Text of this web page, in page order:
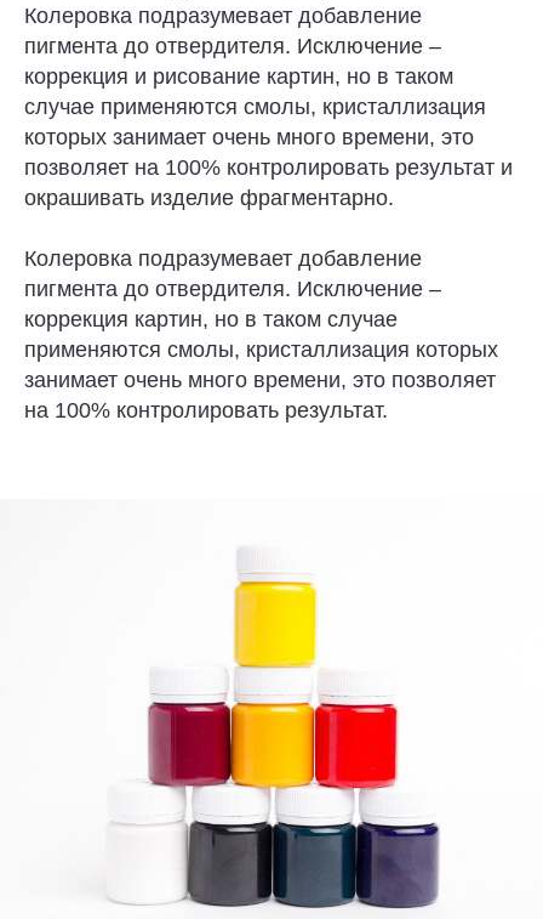
Колеровка подразумевает добавление
пигмента до отвердителя. Исключение –
коррекция и рисование картин, но в таком
случае применяются смолы, кристаллизация
которых занимает очень много времени, это
позволяет на 100% контролировать результат и
окрашивать изделие фрагментарно.
Колеровка подразумевает добавление
пигмента до отвердителя. Исключение –
коррекция картин, но в таком случае
применяются смолы, кристаллизация которых
занимает очень много времени, это позволяет
на 100% контролировать результат.